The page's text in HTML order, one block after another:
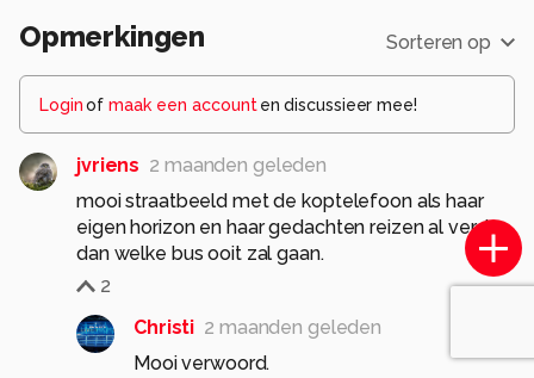
Opmerkingen Sorteren op
Loginof maak een account en discussieer mee!
jvriens 2 maanden geleden
mooi straatbeeld met de koptelefoon als haar
eigen horizon en haar gedachten reizen al verder
dan welke bus ooit zal gaan.
2
Christi 2 maanden geleden
Mooi verwoord.